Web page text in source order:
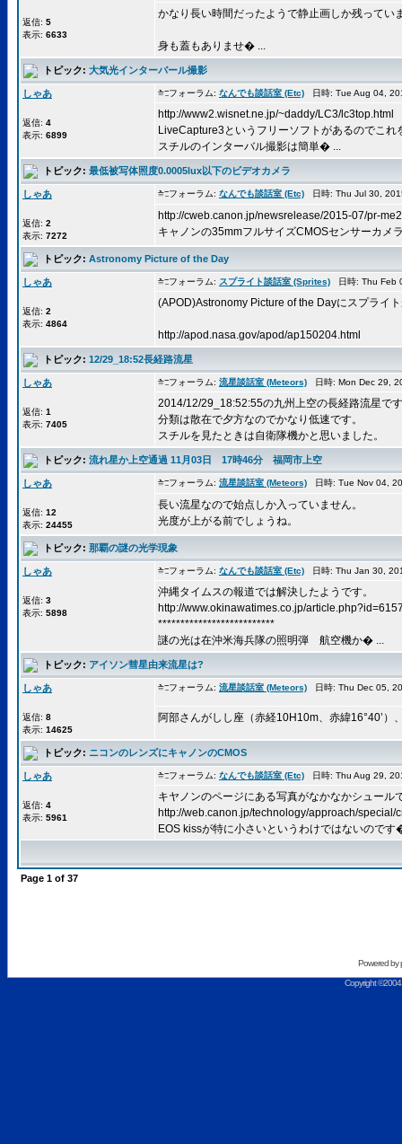
返信: 5
表示: 6633
かなり長い時間だったようで静止画しか残って
身も蓋もありませ� ...
トピック: 大気光インターバール撮影
しゃあ
返信: 4
表示: 6899
フォーラム: なんでも談話室 (Etc) 日時: Tue Aug 04,
http://www2.wisnet.ne.jp/~daddy/LC3/lc3top.html
LiveCapture3というフリーソフトがあるのでこれ
スチルのインターバル撮影は簡単� ...
トピック: 最低被写体照度0.0005lux以下のビデオカメラ
しゃあ
返信: 2
表示: 7272
フォーラム: なんでも談話室 (Etc) 日時: Thu Jul 30,
http://cweb.canon.jp/newsrelease/2015-07/pr-
キャノンの35mmフルサイズCMOSセンサーカメ
トピック: Astronomy Picture of the Day
しゃあ
返信: 2
表示: 4864
フォーラム: スプライト談話室 (Sprites) 日時: Thu Feb
(APOD)Astronomy Picture of the Dayにスプライ
http://apod.nasa.gov/apod/ap150204.html
トピック: 12/29_18:52長経路流星
しゃあ
返信: 1
表示: 7405
フォーラム: 流星談話室 (Meteors) 日時: Mon Dec 29,
2014/12/29_18:52:55の九州上空の長経路流星で
分類は散在で夕方なのでかなり低速です。
スチルを見たときは自衛隊機かと思いました。
トピック: 流れ星か上空通過 11月03日 17時46分 福岡市上空
しゃあ
返信: 12
表示: 24455
フォーラム: 流星談話室 (Meteors) 日時: Tue Nov 04,
長い流星なので始点しか入っていません。
光度が上がる前でしょうね。
トピック: 那覇の謎の光学現象
しゃあ
返信: 3
表示: 5898
フォーラム: なんでも談話室 (Etc) 日時: Thu Jan 30,
沖縄タイムスの報道では解決したようです。
http://www.okinawatimes.co.jp/
**************************
謎の光は在沖米海兵隊の照明弾 航空機か� ...
トピック: アイソン彗星由来流星は?
しゃあ
返信: 8
表示: 14625
フォーラム: 流星談話室 (Meteors) 日時: Thu Dec 05,
阿部さんがしし座（赤経10H10m、赤緯16°40’
トピック: ニコンのレンズにキャノンのCMOS
しゃあ
返信: 4
表示: 5961
フォーラム: なんでも談話室 (Etc) 日時: Thu Aug 29,
キヤノンのページにある写真がなかなかシュール
http://web.canon.jp/technology/approach/special/
EOS kissが特に小さいというわけではないのです
Page 1 of 37
Powered by
Copyright ©2004